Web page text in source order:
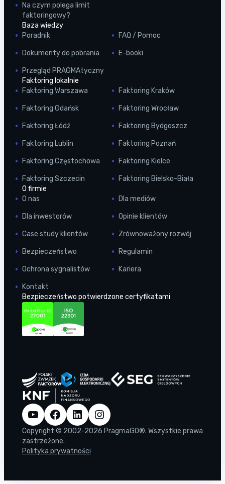
Na czym polega limit
faktoringowy?
Baza wiedzy
Poradnik
FAQ / Pomoc
Dokumenty do pobrania E-booki
Przegląd PRAGMAtyczny
Faktoring lokalnie
Faktoring Warszawa
Faktoring Kraków
Faktoring Gdańsk Faktoring Wrocław
Faktoring Łódź Faktoring Bydgoszcz
Faktoring Lublin Faktoring Poznań
Faktoring Częstochowa Faktoring Kielce
Faktoring Szczecin
Faktoring Bielsko-Biała
O firmie
O nas
Dla mediów
Dla inwestorów Opinie klientów
Case study klientów Zrównoważony rozwój
Bezpieczeństwo Regulamin
Ochrona sygnalistów Kariera
Kontakt
Bezpieczeństwo potwierdzone certyfikatami
YouTubeFacebookLinkedInInstagram
Copyright © 2002-2026 PragmaGO®. Wszystkie prawa
zastrzeżone.
Polityka prywatności